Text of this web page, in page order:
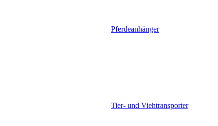
Pferdeanhänger
Tier- und Viehtransporter